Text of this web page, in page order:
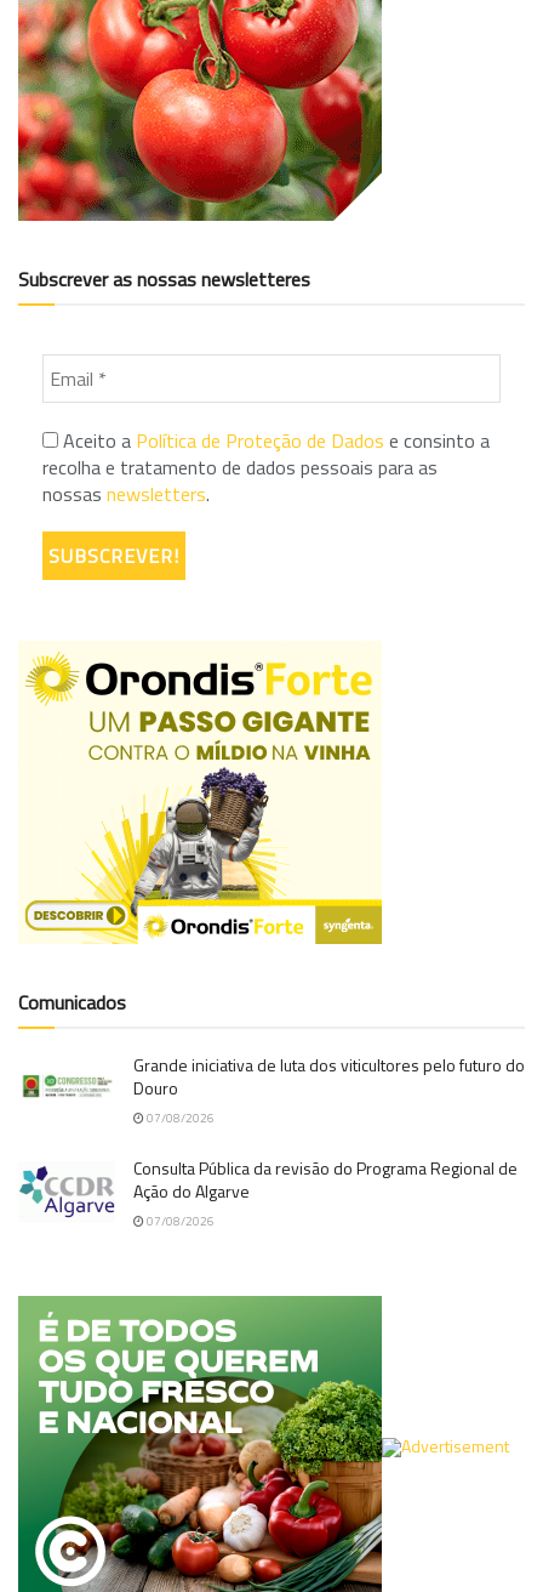
Subscrever as nossas newsletteres
Aceito a Política de Proteção de Dados e consinto a
recolha e tratamento de dados pessoais para as
nossas newsletters.
Comunicados
Grande iniciativa de luta dos viticultores pelo futuro do
Douro
07/08/2026
Consulta Pública da revisão do Programa Regional de
Ação do Algarve
07/08/2026